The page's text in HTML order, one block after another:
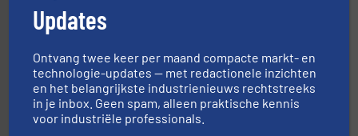
by the best”.Meer info ➜
Updates
Ontvang twee keer per maand compacte markt- en
technologie-updates — met redactionele inzichten
en het belangrijkste industrienieuws rechtstreeks
in je inbox. Geen spam, alleen praktische kennis
voor industriële professionals.